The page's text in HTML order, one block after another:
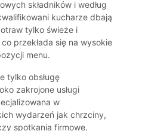
składników i według
kucharze dbają
tylko świeże i
przekłada się na wysokie
menu.
tylko obsługę
zakrojone usługi
w
wydarzeń jak chrzciny,
spotkania firmowe.